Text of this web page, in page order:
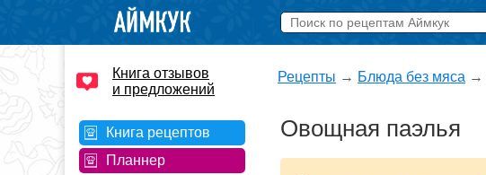
Книга отзывов
и предложений
Книга рецептов
Планнер
Рецепты → Блюда без мяса →
Овощная паэлья